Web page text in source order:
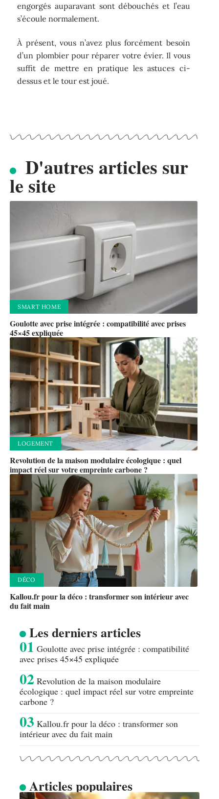
engorgés auparavant sont débouchés et l’eau
s’écoule normalement.
À présent, vous n’avez plus forcément besoin
d’un plombier pour réparer votre évier. Il vous
suffit de mettre en pratique les astuces ci-
dessus et le tour est joué.
D'autres articles sur
le site
SMART HOME
Goulotte avec prise intégrée : compatibilité avec prises
45×45 expliquée
LOGEMENT
Revolution de la maison modulaire écologique : quel
impact réel sur votre empreinte carbone ?
DÉCO
Kallou.fr pour la déco : transformer son intérieur avec
du fait main
Les derniers articles
Goulotte avec prise intégrée : compatibilité
avec prises 45×45 expliquée
Revolution de la maison modulaire
écologique : quel impact réel sur votre empreinte
carbone ?
Kallou.fr pour la déco : transformer son
intérieur avec du fait main
Articles populaires